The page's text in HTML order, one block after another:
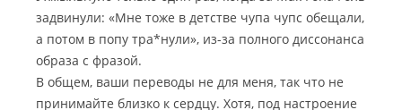
задвинули: «Мне тоже в детстве чупа чупс обещали,
а потом в попу тра*нули», из-за полного диссонанса
образа с фразой.
В общем, ваши переводы не для меня, так что не
принимайте близко к сердцу. Хотя, под настроение